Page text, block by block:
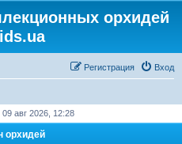
орхидей
Вход
Регистрация
авг 2026, 12:28
орхидей